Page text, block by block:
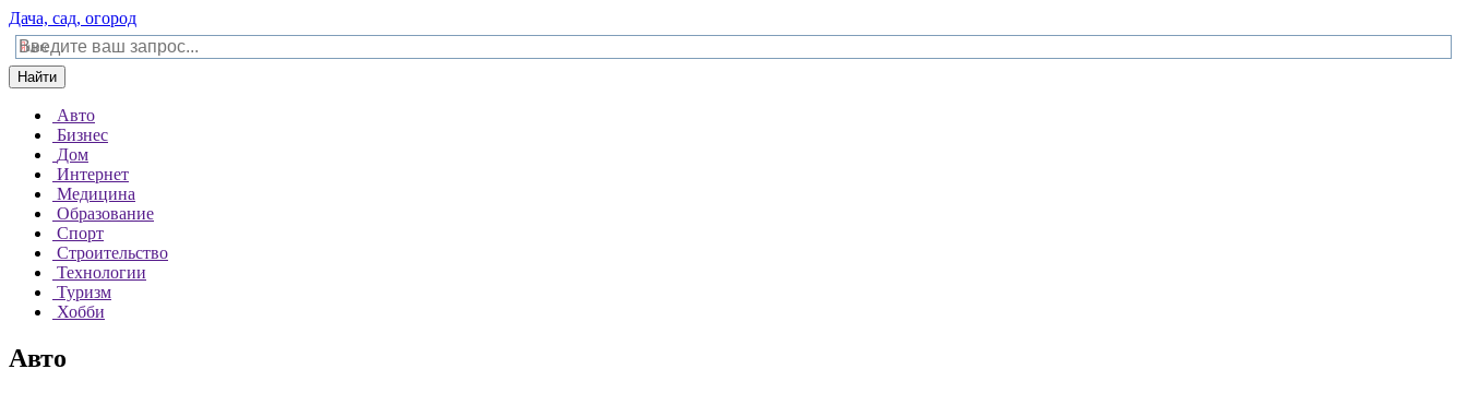
Дача, сад, огород
Найти
Авто
Бизнес
Дом
Интернет
Медицина
Образование
Спорт
Строительство
Технологии
Туризм
Хобби
Авто